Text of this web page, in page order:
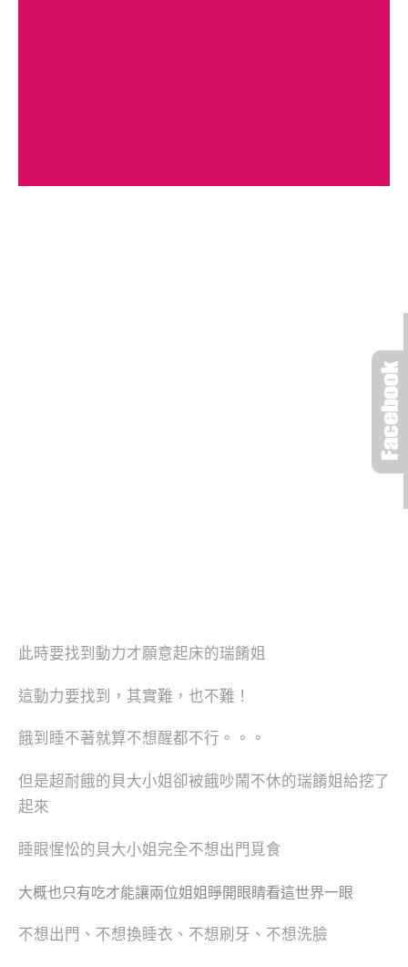
此時要找到動力才願意起床的瑞餚姐
這動力要找到，其實難，也不難！
餓到睡不著就算不想醒都不行。。。
但是超耐餓的貝大小姐卻被餓吵鬧不休的瑞餚姐給挖了
起來
睡眼惺忪的貝大小姐完全不想出門覓食
大概也只有吃才能讓兩位姐姐睜開眼睛看這世界一眼
不想出門、不想換睡衣、不想刷牙、不想洗臉